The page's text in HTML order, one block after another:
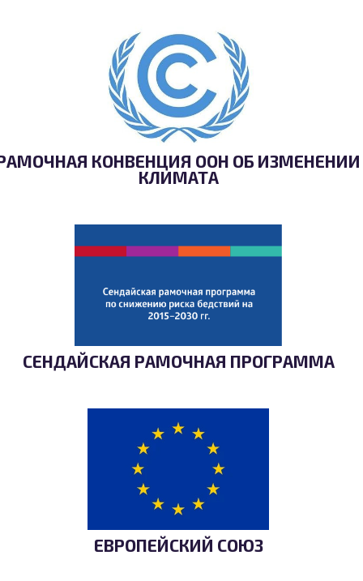
КОНВЕНЦИЯ ООН ОБ ИЗМЕНЕНИИ
КЛИМАТА
СЕНДАЙСКАЯ РАМОЧНАЯ ПРОГРАММА
ЕВРОПЕЙСКИЙ СОЮЗ